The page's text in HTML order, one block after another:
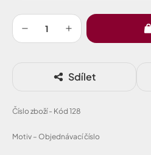
Sdílet
Číslo zboží - Kód 128
Motiv – Objednávací číslo